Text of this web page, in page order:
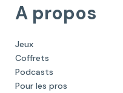
A propos
Jeux
Coffrets
Podcasts
Pour les pros